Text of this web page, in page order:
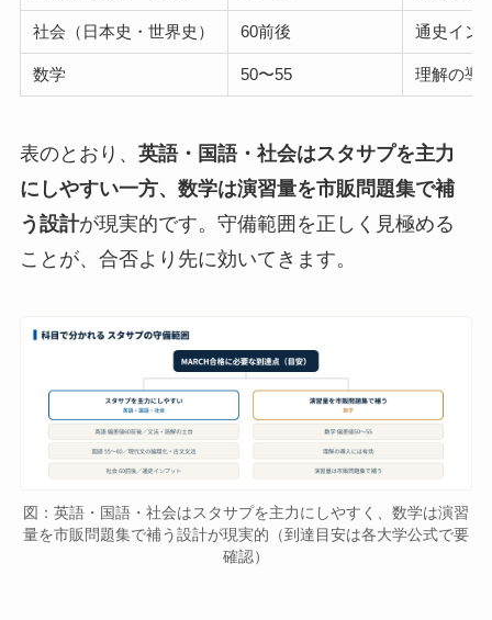
社会（日本史・世界史） 60前後 通史イン
数学 50〜55 理解の導
表のとおり、 英語・国語・社会はスタサプを主力
にしやすい一方、数学は演習量を市販問題集で補
う設計が現実的です。守備範囲を正しく見極める
ことが、合否より先に効いてきます。
図：英語・国語・社会はスタサプを主力にしやすく、数学は演習
量を市販問題集で補う設計が現実的（到達目安は各大学公式で要
確認）